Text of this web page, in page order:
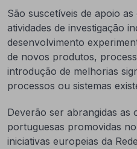
São suscetíveis de apoio
atividades de investigação
desenvolvimento
de novos produtos,
introdução de melhorias
processos ou sistemas
Deverão ser abrangidas as
portuguesas promovidas
iniciativas europeias da